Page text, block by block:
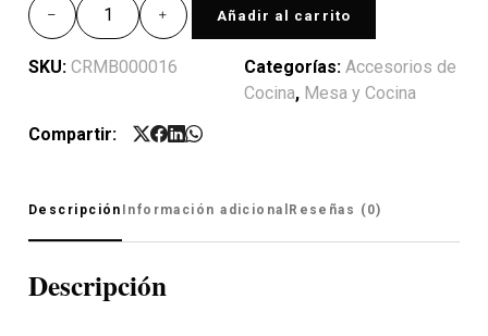
Añadir al carrito
SKU: CRMB000016 Categorías: Accesorios de
Cocina, Mesa y Cocina
Compartir:
Descripción Información adicional Reseñas (0)
Descripción